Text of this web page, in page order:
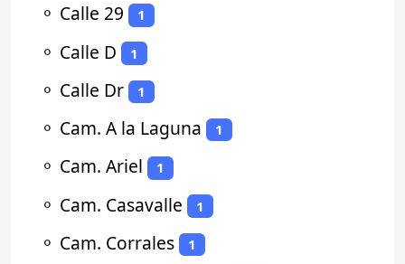
⚬ Calle 29 1
⚬ Calle D 1
⚬ Calle Dr 1
⚬ Cam. A la Laguna 1
⚬ Cam. Ariel 1
⚬ Cam. Casavalle 1
⚬ Cam. Corrales 1